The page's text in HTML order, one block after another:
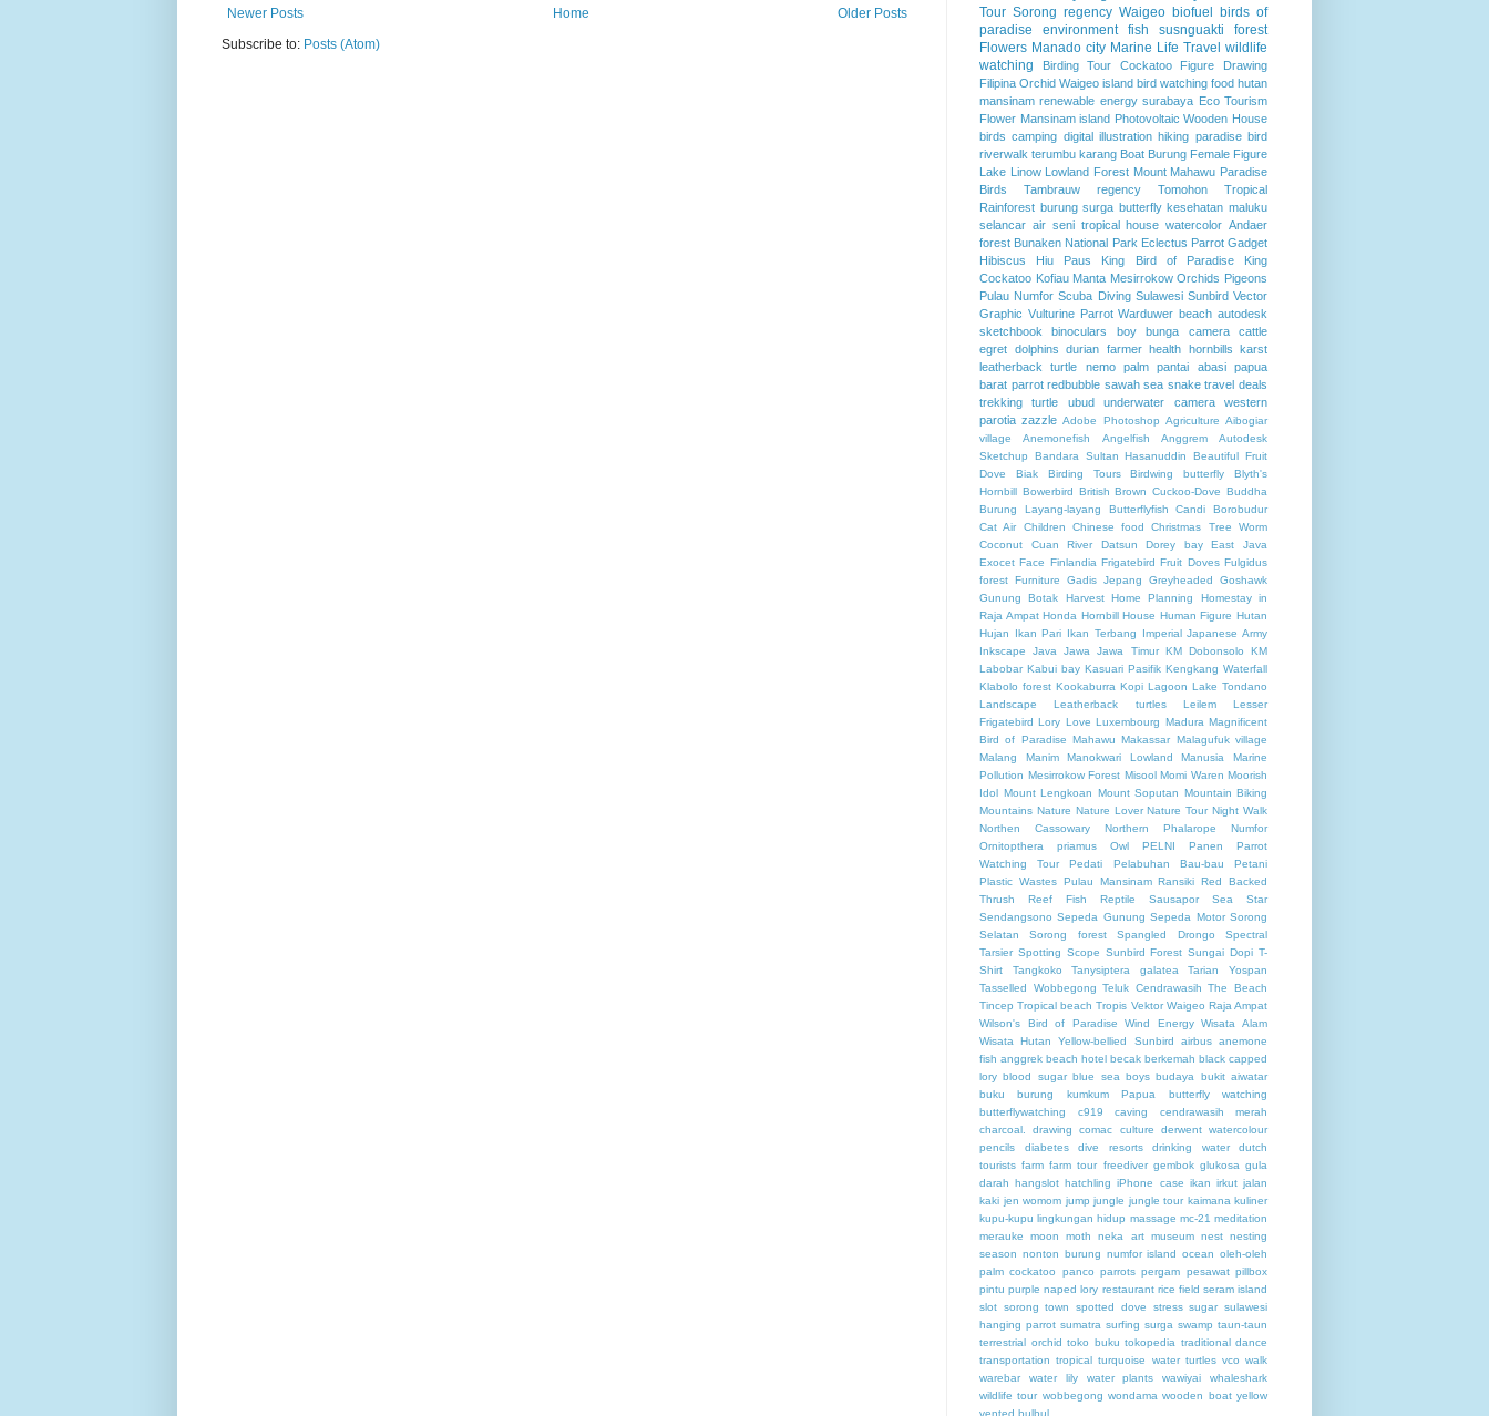
Newer Posts Older Posts
Home
Subscribe to: Posts (Atom)
Tour Sorong regency Waigeo biofuel birds of
paradise
environment fish
susnguakti forest
Flowers Manado city Marine Life Travel wildlife
watching
Birding Tour Cockatoo
Figure Drawing
Filipina Orchid Waigeo island bird watching food hutan
mansinam renewable energy surabaya Eco Tourism
Flower Mansinam island Photovoltaic Wooden House
birds camping digital illustration hiking paradise bird
riverwalk terumbu karang Boat Burung Female Figure
Lake Linow Lowland Forest Mount Mahawu Paradise
Birds
Tambrauw regency Tomohon
Tropical
Rainforest burung surga butterfly kesehatan maluku
selancar air seni tropical house watercolor Andaer
forest Bunaken National Park Eclectus Parrot Gadget
Hibiscus
Hiu Paus King Bird of Paradise
King
Cockatoo Kofiau Manta Mesirrokow Orchids Pigeons
Pulau Numfor Scuba Diving Sulawesi Sunbird Vector
Graphic Vulturine Parrot Warduwer beach autodesk
sketchbook
binoculars boy bunga camera
cattle
egret dolphins durian farmer health hornbills karst
leatherback turtle
nemo palm pantai abasi
papua
barat parrot redbubble sawah sea snake travel deals
trekking
turtle ubud underwater camera
western
parotia zazzle Adobe Photoshop Agriculture Aibogiar
village
Anemonefish Angelfish Anggrem
Autodesk
Sketchup
Bandara Sultan Hasanuddin
Beautiful Fruit
Dove
Biak Birding Tours Birdwing butterfly
Blyth's
Hornbill Bowerbird British Brown Cuckoo-Dove Buddha
Burung Layang-layang
Butterflyfish
Candi Borobudur
Cat Air
Children Chinese food
Christmas Tree Worm
Coconut
Cuan River Datsun Dorey bay
East Java
Exocet Face Finlandia Frigatebird Fruit Doves Fulgidus
forest Furniture Gadis Jepang
Greyheaded Goshawk
Gunung Botak
Harvest Home Planning
Homestay in
Raja Ampat Honda Hornbill House Human Figure Hutan
Hujan
Ikan Pari Ikan Terbang
Imperial Japanese Army
Inkscape
Java Jawa Jawa Timur KM Dobonsolo
KM
Labobar Kabui bay Kasuari Pasifik Kengkang Waterfall
Klabolo forest Kookaburra Kopi Lagoon Lake Tondano
Landscape
Leatherback turtles Leilem
Lesser
Frigatebird Lory Love Luxembourg Madura Magnificent
Bird of Paradise Mahawu Makassar Malagufuk village
Malang
Manim Manokwari Lowland Manusia
Marine
Pollution Mesirrokow Forest Misool Momi Waren Moorish
Idol Mount Lengkoan Mount Soputan Mountain Biking
Mountains Nature Nature Lover Nature Tour Night Walk
Northen Cassowary
Northern Phalarope
Numfor
Ornitopthera priamus
Owl PELNI Panen
Parrot
Watching Tour
Pedati Pelabuhan Bau-bau
Petani
Plastic Wastes Pulau Mansinam Ransiki Red Backed
Thrush
Reef Fish Reptile Sausapor
Sea Star
Sendangsono Sepeda Gunung Sepeda Motor Sorong
Selatan
Sorong forest Spangled Drongo
Spectral
Tarsier Spotting Scope Sunbird Forest Sungai Dopi T-
Shirt
Tangkoko Tanysiptera galatea
Tarian Yospan
Tasselled Wobbegong Teluk Cendrawasih The Beach
Tincep Tropical beach Tropis Vektor Waigeo Raja Ampat
Wilson's Bird of Paradise
Wind Energy Wisata Alam
Wisata Hutan
Yellow-bellied Sunbird airbus anemone
fish anggrek beach hotel becak berkemah black capped
lory blood sugar blue sea boys budaya
bukit aiwatar
buku
burung kumkum Papua
butterfly watching
butterflywatching
c919 caving
cendrawasih merah
charcoal. drawing
comac culture
derwent watercolour
pencils
diabetes dive resorts drinking water
dutch
tourists farm farm tour freediver gembok glukosa gula
darah hangslot hatchling iPhone case ikan irkut jalan
kaki jen womom jump jungle jungle tour kaimana kuliner
kupu-kupu lingkungan hidup massage mc-21 meditation
merauke
moon moth neka art museum nest nesting
season nonton burung numfor island ocean oleh-oleh
palm cockatoo
panco parrots pergam pesawat pillbox
pintu purple naped lory restaurant rice field seram island
slot sorong town spotted dove stress sugar sulawesi
hanging parrot sumatra surfing surga swamp taun-taun
terrestrial orchid toko buku tokopedia traditional dance
transportation tropical turquoise water turtles vco walk
warebar
water lily water plants wawiyai
whaleshark
wildlife tour wobbegong wondama wooden boat yellow
vented bulbul